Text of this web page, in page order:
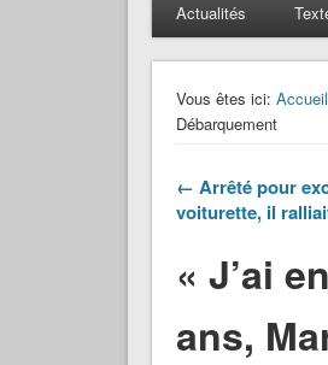
Actualités
Vous êtes ici: Accueil
Débarquement
← Arrêté pour
voiturette, il
« J’ai
ans,